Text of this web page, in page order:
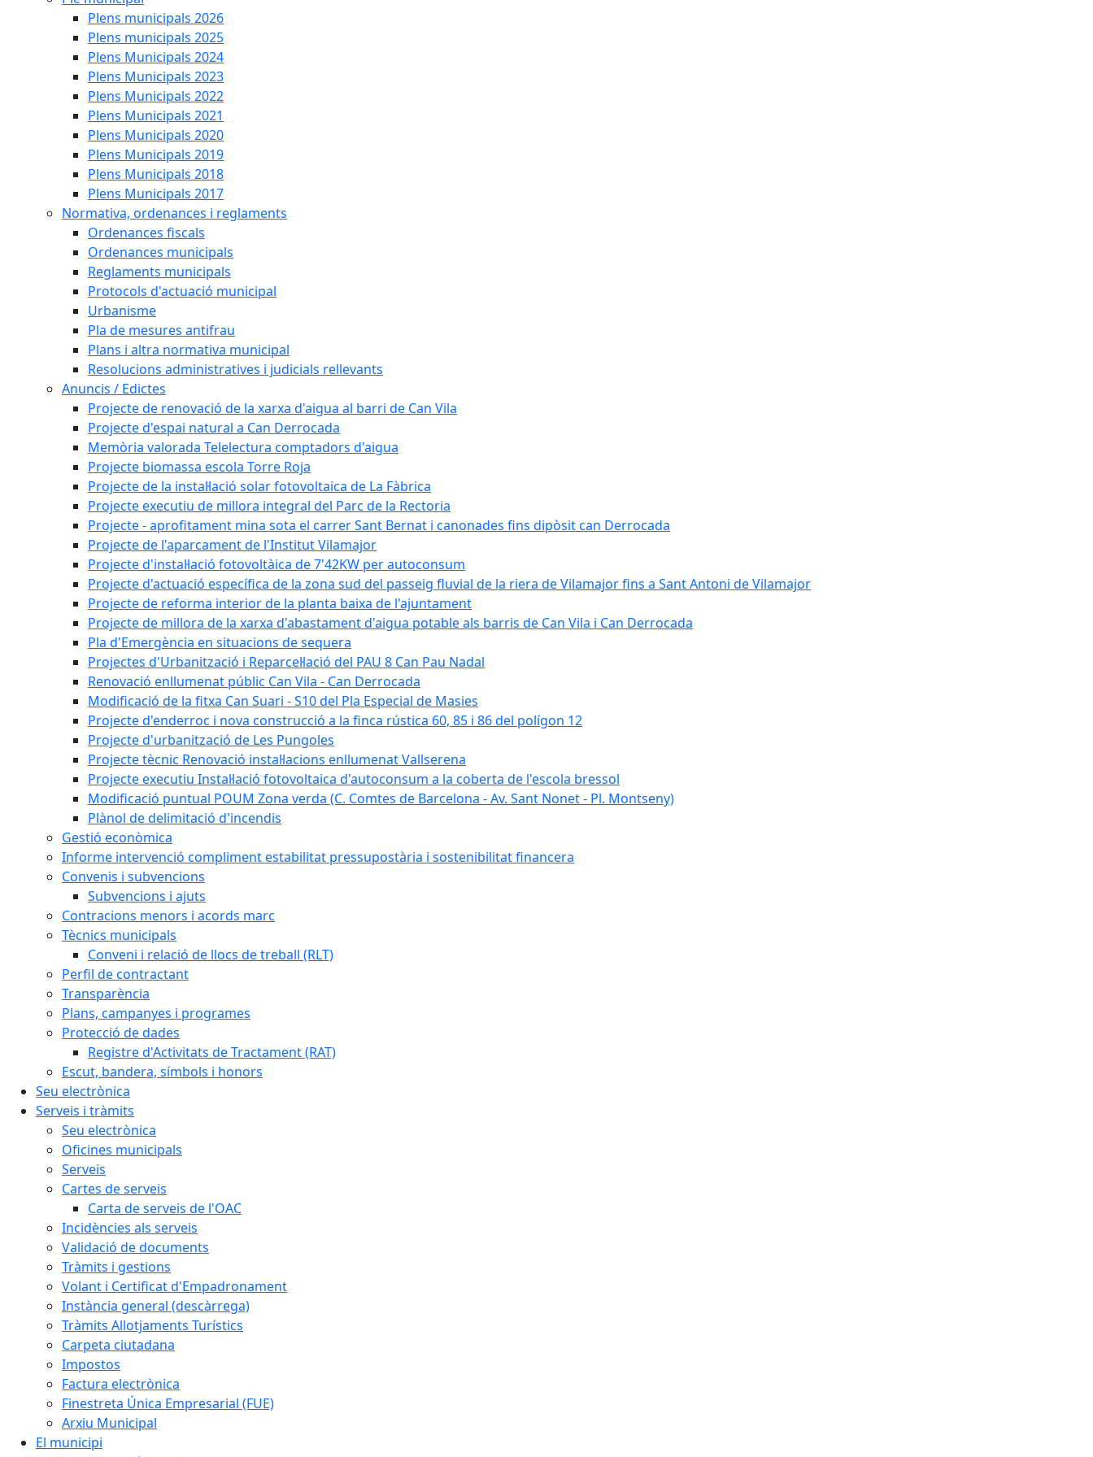
Plens municipals 2026
Plens municipals 2025
Plens Municipals 2024
Plens Municipals 2023
Plens Municipals 2022
Plens Municipals 2021
Plens Municipals 2020
Plens Municipals 2019
Plens Municipals 2018
Plens Municipals 2017
Normativa, ordenances i reglaments
Ordenances fiscals
Ordenances municipals
Reglaments municipals
Protocols d'actuació municipal
Urbanisme
Pla de mesures antifrau
Plans i altra normativa municipal
Resolucions administratives i judicials rellevants
Anuncis / Edictes
Projecte de renovació de la xarxa d'aigua al barri de Can Vila
Projecte d'espai natural a Can Derrocada
Memòria valorada Telelectura comptadors d'aigua
Projecte biomassa escola Torre Roja
Projecte de la instal·lació solar fotovoltaica de La Fàbrica
Projecte executiu de millora integral del Parc de la Rectoria
Projecte - aprofitament mina sota el carrer Sant Bernat i canonades fins dipòsit can Derrocada
Projecte de l'aparcament de l'Institut Vilamajor
Projecte d'instal·lació fotovoltàica de 7'42KW per autoconsum
Projecte d'actuació específica de la zona sud del passeig fluvial de la riera de Vilamajor fins a Sant Antoni de Vilamajor
Projecte de reforma interior de la planta baixa de l'ajuntament
Projecte de millora de la xarxa d'abastament d'aigua potable als barris de Can Vila i Can Derrocada
Pla d'Emergència en situacions de sequera
Projectes d'Urbanització i Reparcel·lació del PAU 8 Can Pau Nadal
Renovació enllumenat públic Can Vila - Can Derrocada
Modificació de la fitxa Can Suari - S10 del Pla Especial de Masies
Projecte d'enderroc i nova construcció a la finca rústica 60, 85 i 86 del polígon 12
Projecte d'urbanització de Les Pungoles
Projecte tècnic Renovació instal·lacions enllumenat Vallserena
Projecte executiu Instal·lació fotovoltaica d'autoconsum a la coberta de l'escola bressol
Modificació puntual POUM Zona verda (C. Comtes de Barcelona - Av. Sant Nonet - Pl. Montseny)
Plànol de delimitació d'incendis
Gestió econòmica
Informe intervenció compliment estabilitat pressupostària i sostenibilitat financera
Convenis i subvencions
Subvencions i ajuts
Contracions menors i acords marc
Tècnics municipals
Conveni i relació de llocs de treball (RLT)
Perfil de contractant
Transparència
Plans, campanyes i programes
Protecció de dades
Registre d'Activitats de Tractament (RAT)
Escut, bandera, símbols i honors
Seu electrònica
Serveis i tràmits
Seu electrònica
Oficines municipals
Serveis
Cartes de serveis
Carta de serveis de l'OAC
Incidències als serveis
Validació de documents
Tràmits i gestions
Volant i Certificat d'Empadronament
Instància general (descàrrega)
Tràmits Allotjaments Turístics
Carpeta ciutadana
Impostos
Factura electrònica
Finestreta Única Empresarial (FUE)
Arxiu Municipal
El municipi